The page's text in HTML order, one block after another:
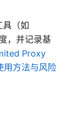
具（如
，并记录基
Proxy
用方法与风险